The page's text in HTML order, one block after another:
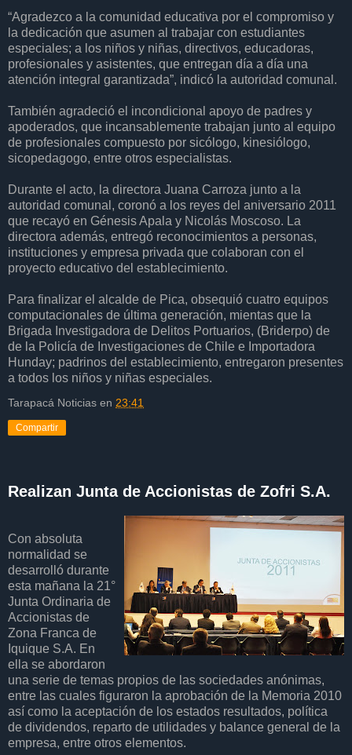
“Agradezco a la comunidad educativa por el compromiso y
la dedicación que asumen al trabajar con estudiantes
especiales; a los niños y niñas, directivos, educadoras,
profesionales y asistentes, que entregan día a día una
atención integral garantizada”, indicó la autoridad comunal.
También agradeció el incondicional apoyo de padres y
apoderados, que incansablemente trabajan junto al equipo
de profesionales compuesto por sicólogo, kinesiólogo,
sicopedagogo, entre otros especialistas.
Durante el acto, la directora Juana Carroza junto a la
autoridad comunal, coronó a los reyes del aniversario 2011
que recayó en Génesis Apala y Nicolás Moscoso. La
directora además, entregó reconocimientos a personas,
instituciones y empresa privada que colaboran con el
proyecto educativo del establecimiento.
Para finalizar el alcalde de Pica, obsequió cuatro equipos
computacionales de última generación, mientas que la
Brigada Investigadora de Delitos Portuarios, (Briderpo) de
de la Policía de Investigaciones de Chile e Importadora
Hunday; padrinos del establecimiento, entregaron presentes
a todos los niños y niñas especiales.
Tarapacá Noticias en 23:41
Compartir
Realizan Junta de Accionistas de Zofri S.A.
Con absoluta
normalidad se
desarrolló durante
esta mañana la 21°
Junta Ordinaria de
Accionistas de
Zona Franca de
Iquique S.A. En
ella se abordaron
una serie de temas propios de las sociedades anónimas,
entre las cuales figuraron la aprobación de la Memoria 2010
así como la aceptación de los estados resultados, política
de dividendos, reparto de utilidades y balance general de la
empresa, entre otros elementos.